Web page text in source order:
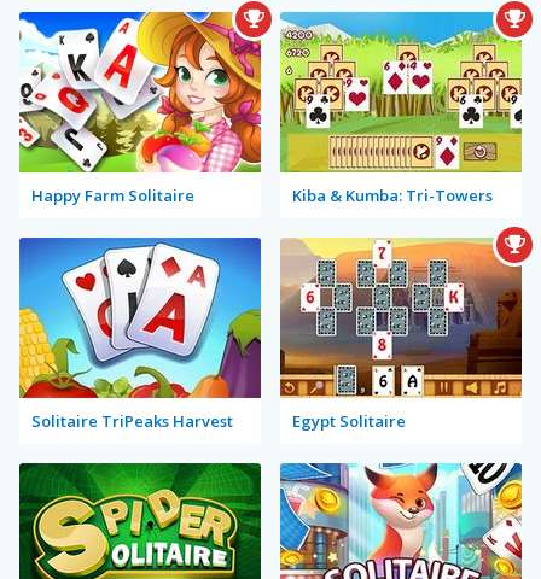
Happy Farm Solitaire Kiba & Kumba: Tri-Towers
Solitaire TriPeaks Harvest Egypt Solitaire